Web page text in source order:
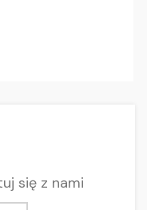
się z nami